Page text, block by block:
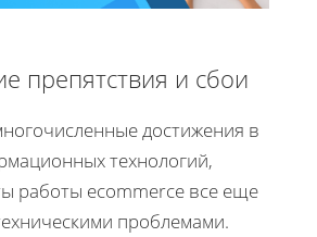
препятствия и сбои
достижения в
технологий,
работы ecommerce все еще
проблемами.